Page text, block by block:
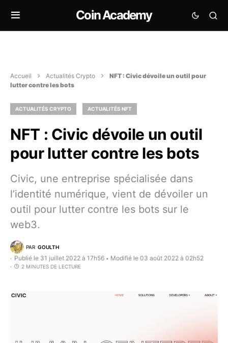
Coin Academy
Accueil Actualités Crypto
NFT : Civic dévoile un outil pour
lutter contre les bots
ACTUALITÉS CRYPTO ACTUALITÉS NFT
NFT : Civic dévoile un outil
pour lutter contre les bots
Civic, une entreprise spécialisée dans
l’identité numérique, vient de dévoiler un
outil pour lutter contre les bots sur le
web3.
PAR GOULTH
Publié le 31 juillet 2022 à 17h56 • Modifié le 03 août 2022 à 02h52
2 MINUTES DE LECTURE